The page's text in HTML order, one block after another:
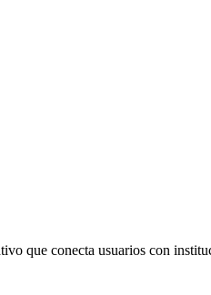
que conecta usuarios con